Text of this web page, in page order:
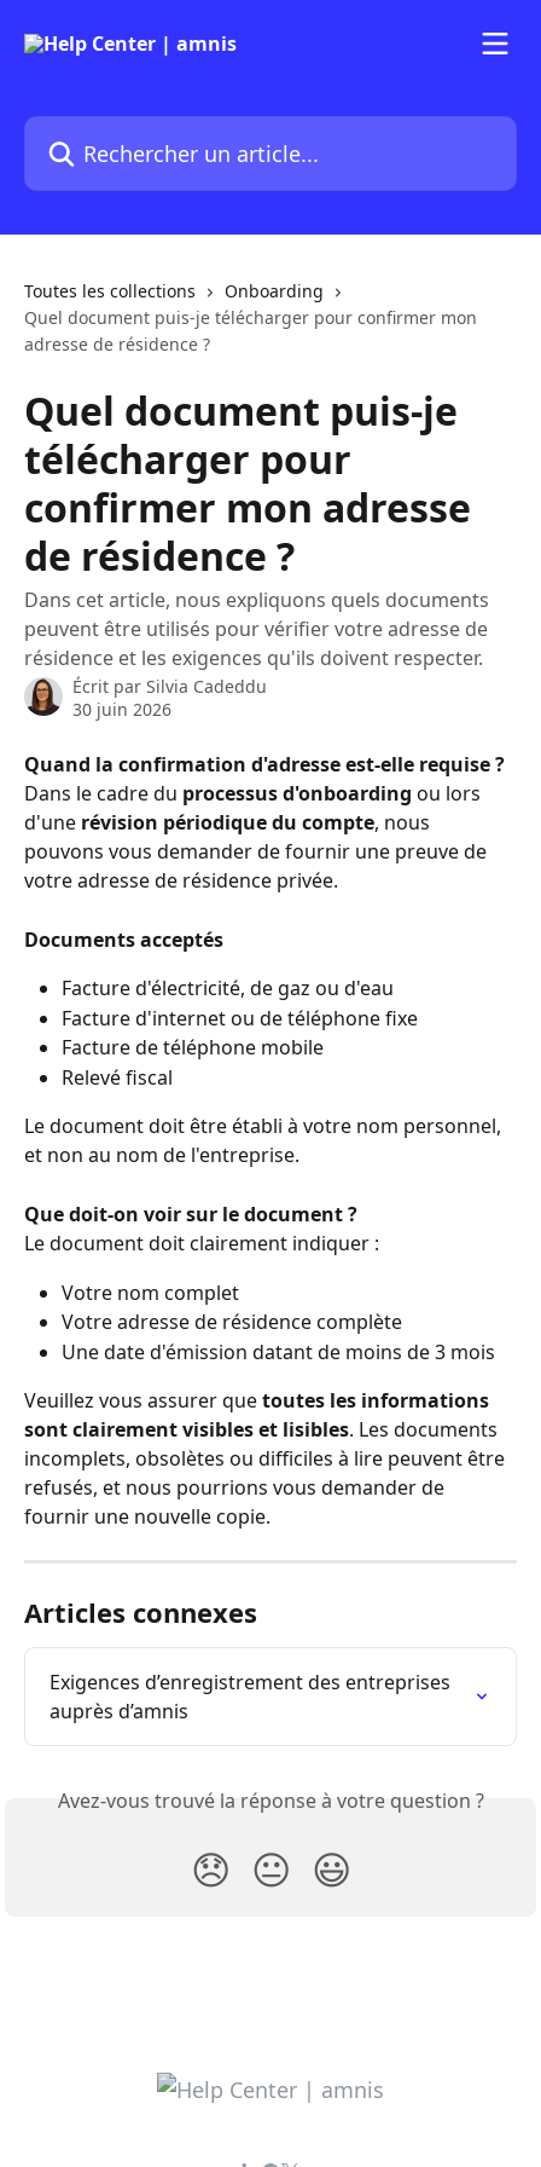
Rechercher un article...
Toutes les collections
Onboarding
Quel document puis-je télécharger pour confirmer mon
adresse de résidence ?
Quel document puis-je
télécharger pour
confirmer mon adresse
de résidence ?
Dans cet article, nous expliquons quels documents
peuvent être utilisés pour vérifier votre adresse de
résidence et les exigences qu'ils doivent respecter.
Écrit par Silvia Cadeddu
30 juin 2026
Quand la confirmation d'adresse est-elle requise ?
Dans le cadre du processus d'onboarding ou lors
d'une révision périodique du compte, nous
pouvons vous demander de fournir une preuve de
votre adresse de résidence privée.
Documents acceptés
Facture d'électricité, de gaz ou d'eau
Facture d'internet ou de téléphone fixe
Facture de téléphone mobile
Relevé fiscal
Le document doit être établi à votre nom personnel,
et non au nom de l'entreprise.
Que doit-on voir sur le document ?
Le document doit clairement indiquer :
Votre nom complet
Votre adresse de résidence complète
Une date d'émission datant de moins de 3 mois
Veuillez vous assurer que toutes les informations
sont clairement visibles et lisibles. Les documents
incomplets, obsolètes ou difficiles à lire peuvent être
refusés, et nous pourrions vous demander de
fournir une nouvelle copie.
Articles connexes
Exigences d’enregistrement des entreprises
auprès d’amnis
Avez-vous trouvé la réponse à votre question ?
😞 😐 😃